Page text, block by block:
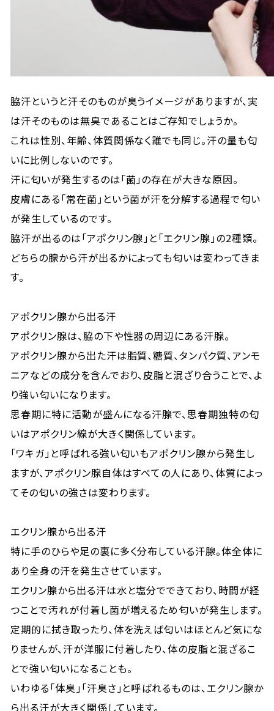
脇汗というと汗そのものが臭うイメージがありますが、実
は汗そのものは無臭であることはご存知でしょうか。
これは性別、年齢、体質関係なく誰でも同じ。汗の量も匂
いに比例しないのです。
汗に匂いが発生するのは「菌」の存在が大きな原因。
皮膚にある「常在菌」という菌が汗を分解する過程で匂い
が発生しているのです。
脇汗が出るのは「アポクリン腺」と「エクリン腺」の2種類。
どちらの腺から汗が出るかによっても匂いは変わってきま
す。
アポクリン腺から出る汗
アポクリン腺は、脇の下や性器の周辺にある汗腺。
アポクリン腺から出た汗は脂質、糖質、タンパク質、アンモ
ニアなどの成分を含んでおり、皮脂と混ざり合うことで、よ
り強い匂いになります。
思春期に特に活動が盛んになる汗腺で、思春期独特の匂
いはアポクリン線が大きく関係しています。
「ワキガ」と呼ばれる強い匂いもアポクリン腺から発生し
ますが、アポクリン腺自体はすべての人にあり、体質によっ
てその匂いの強さは変わります。
エクリン腺から出る汗
特に手のひらや足の裏に多く分布している汗腺。体全体に
あり全身の汗を発生させています。
エクリン腺から出る汗は水と塩分でできており、時間が経
つことで汚れが付着し菌が増えるため匂いが発生します。
定期的に拭き取ったり、体を洗えば匂いはほとんど気にな
りませんが、汗が洋服に付着したり、体の皮脂と混ざるこ
とで強い匂いになることも。
いわゆる「体臭」「汗臭さ」と呼ばれるものは、エクリン腺か
ら出る汗が大きく関係しています。